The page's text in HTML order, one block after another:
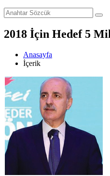
2018 İçin Hedef 5
Anasayfa
İçerik